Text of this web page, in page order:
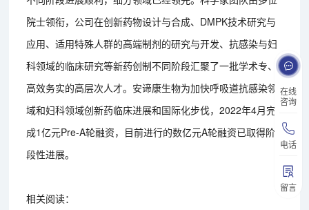
在线
咨询
电话
留言
院士领衔，公司在创新药物设计与合成、DMPK技术研究与
应用、适用特殊人群的高端制剂的研究与开发、抗感染与妇
科领域的临床研究等新药创制不同阶段汇聚了一批学术专、
高效务实的高层次人才。安谛康生物为加快呼吸道抗感染领
域和妇科领域创新药临床进展和国际化步伐，2022年4月完
成1亿元Pre-A轮融资，目前进行的数亿元A轮融资已取得阶
段性进展。
相关阅读：